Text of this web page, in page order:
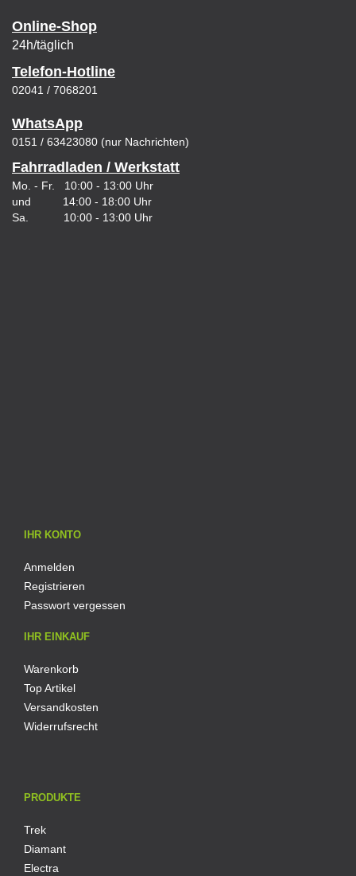
Online-Shop
24h/täglich
Telefon-Hotline
02041 / 7068201
WhatsApp
0151 / 63423080 (nur Nachrichten)
Fahrradladen / Werkstatt
Mo. - Fr. 10:00 - 13:00 Uhr
und 14:00 - 18:00 Uhr
Sa. 10:00 - 13:00 Uhr
IHR KONTO
Anmelden
Registrieren
Passwort vergessen
IHR EINKAUF
Warenkorb
Top Artikel
Versandkosten
Widerrufsrecht
PRODUKTE
Trek
Diamant
Electra